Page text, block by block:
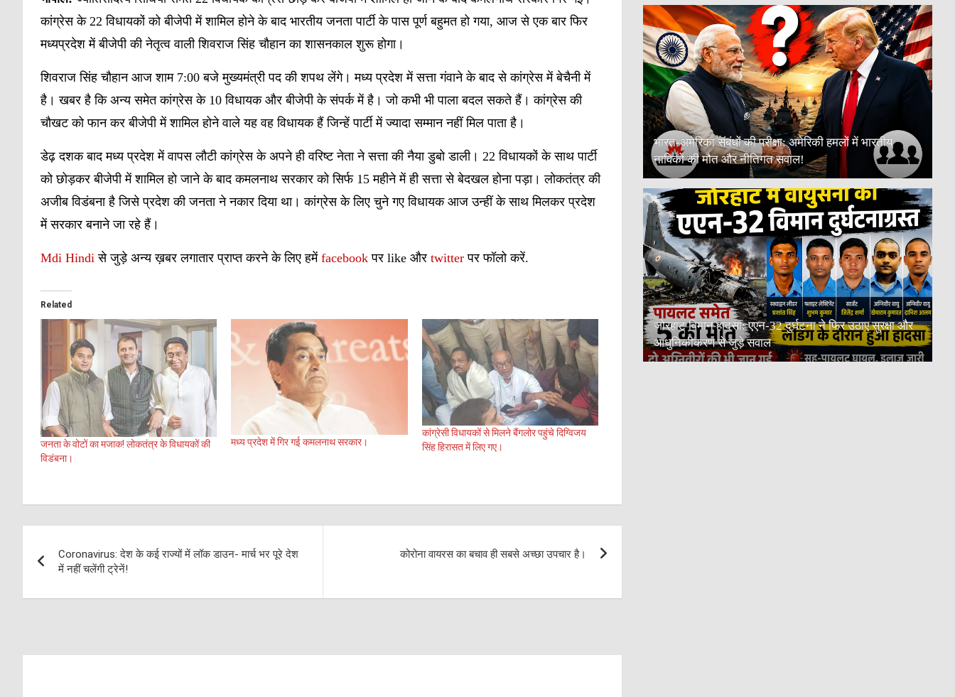
कांग्रेस के 22 विधायकों को बीजेपी में शामिल होने के बाद भारतीय जनता पार्टी के पास पूर्ण बहुमत हो गया, आज से एक बार फिर
मध्यप्रदेश में बीजेपी की नेतृत्व वाली शिवराज सिंह चौहान का शासनकाल शुरू होगा।
शिवराज सिंह चौहान आज शाम 7:00 बजे मुख्यमंत्री पद की शपथ लेंगे। मध्य प्रदेश में सत्ता गंवाने के बाद से कांग्रेस में बेचैनी में
है। खबर है कि अन्य समेत कांग्रेस के 10 विधायक और बीजेपी के संपर्क में है। जो कभी भी पाला बदल सकते हैं। कांग्रेस की
चौखट को फान कर बीजेपी में शामिल होने वाले यह वह विधायक हैं जिन्हें पार्टी में ज्यादा सम्मान नहीं मिल पाता है।
डेढ़ दशक बाद मध्य प्रदेश में वापस लौटी कांग्रेस के अपने ही वरिष्ट नेता ने सत्ता की नैया डुबो डाली। 22 विधायकों के साथ पार्टी
को छोड़कर बीजेपी में शामिल हो जाने के बाद कमलनाथ सरकार को सिर्फ 15 महीने में ही सत्ता से बेदखल होना पड़ा। लोकतंत्र की
अजीब विडंबना है जिसे प्रदेश की जनता ने नकार दिया था। कांग्रेस के लिए चुने गए विधायक आज उन्हीं के साथ मिलकर प्रदेश
में सरकार बनाने जा रहे हैं।
Mdi Hindi से जुड़े अन्य ख़बर लगातार प्राप्त करने के लिए हमें facebook पर like और twitterपर फॉलो करें.
Related
जनता के वोटों का मजाक! लोकतंत्र के विधायकों की
विडंबना।
मध्य प्रदेश में गिर गई कमलनाथ सरकार।
कांग्रेसी विधायकों से मिलने बैंगलोर पहुंचे दिग्विजय
सिंह हिरासत में लिए गए।
navigation
Coronavirus: देश के कई राज्यों में लॉक डाउन- मार्च भर पूरे देश
में नहीं चलेंगी ट्रेनें!
कोरोना वायरस का बचाव ही सबसे अच्छा उपचार है।
भारत-अमेरिका संबंधों की परीक्षा: अमेरिकी हमलों में भारतीय
नाविकों की मौत और नीतिगत सवाल!
जोरहाट विमान हादसा: एएन-32 दुर्घटना ने फिर उठाए सुरक्षा और
आधुनिकीकरण से जुड़े सवाल